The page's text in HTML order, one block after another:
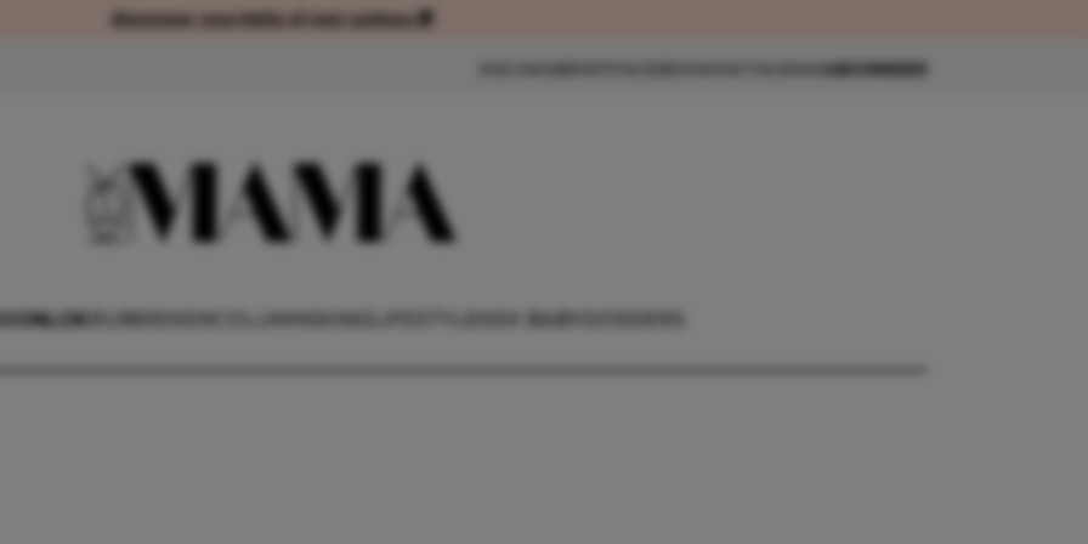
Abonneer voordelig of met cadeau 🎁Abonneer voordelig of met cadeau 🎁
ABONNEER